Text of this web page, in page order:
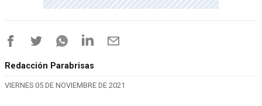
Redacción Parabrisas
VIERNES 05 DE NOVIEMBRE DE 2021